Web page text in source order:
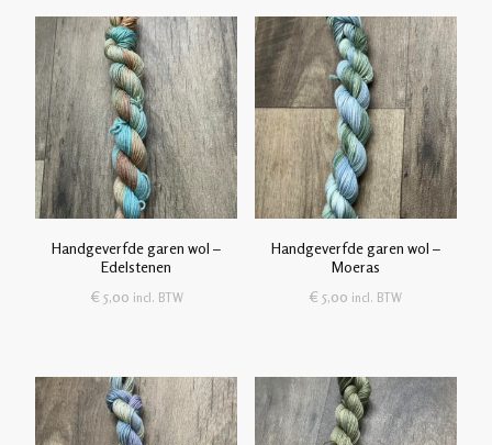
Handgeverfde garen wol –
Edelstenen
€ 5,00 incl. BTW
Handgeverfde garen wol –
Moeras
€ 5,00 incl. BTW